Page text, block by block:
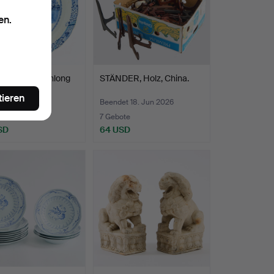
China Qianlong
Porzellan.
18. Jun 2026
STÄNDER, Holz, China.
Beendet 18. Jun 2026
7 Gebote
64 USD